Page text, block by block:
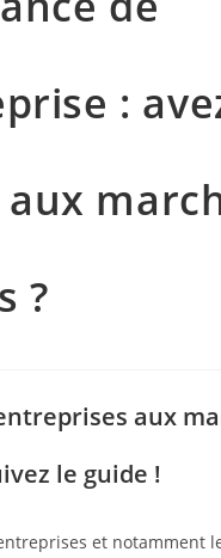
:
?
aux
le guide !
et notamment